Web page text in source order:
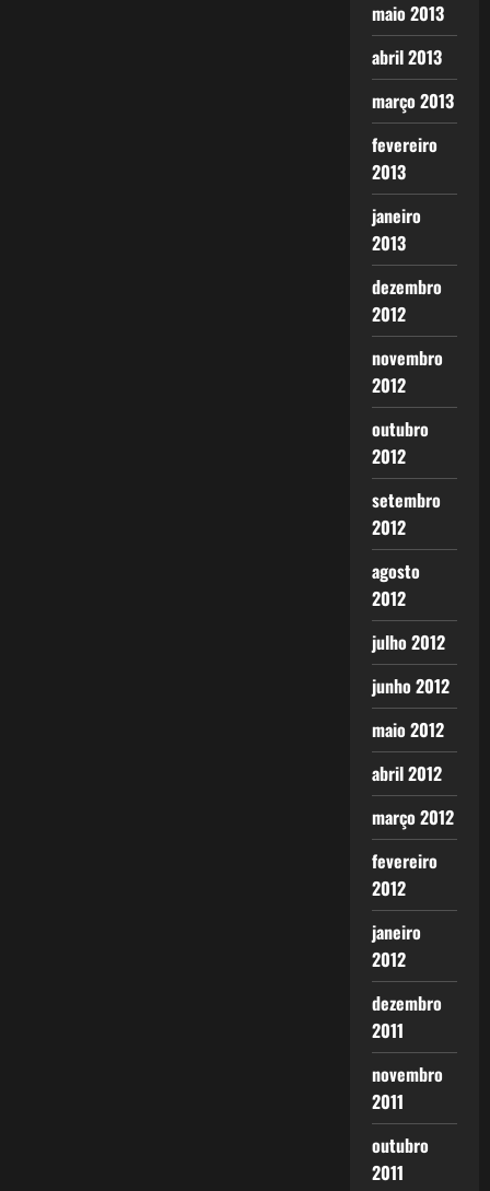
maio 2013
abril 2013
março 2013
fevereiro
2013
janeiro
2013
dezembro
2012
novembro
2012
outubro
2012
setembro
2012
agosto
2012
julho 2012
junho 2012
maio 2012
abril 2012
março 2012
fevereiro
2012
janeiro
2012
dezembro
2011
novembro
2011
outubro
2011